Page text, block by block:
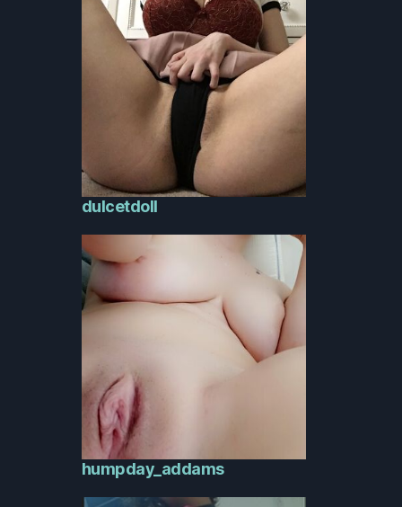
dulcetdoll
humpday_addams